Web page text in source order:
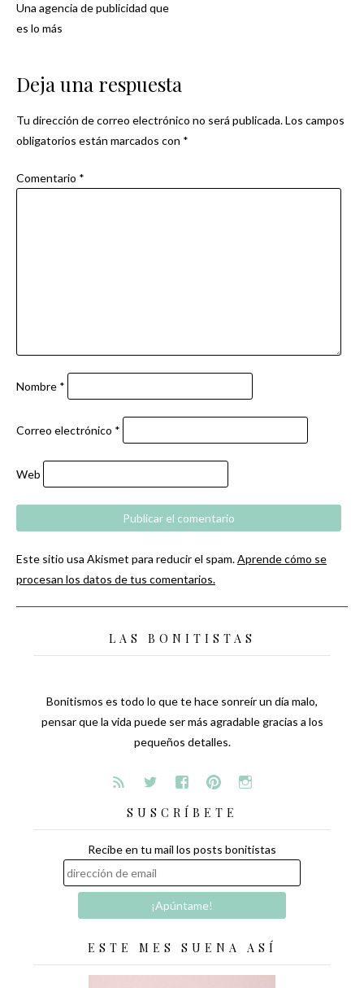
Navegación
Una agencia de publicidad que
es lo más
Deja una respuesta
Tu dirección de correo electrónico no será publicada.Los campos
obligatorios están marcados con *
Comentario *
Nombre *
Correo electrónico *
Web
Este sitio usa Akismet para reducir el spam.Aprende cómo se
procesan los datos de tus comentarios.
LAS BONITISTAS
Bonitismos es todo lo que te hace sonreír un día malo,
pensar que la vida puede ser más agradable gracias a los
pequeños detalles.
SUSCRÍBETE
Recibe en tu mail los posts bonitistas
ESTE MES SUENA ASÍ